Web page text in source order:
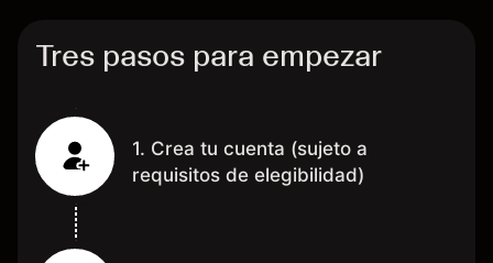
Tres pasos para empezar
1. Crea tu cuenta (sujeto a
requisitos de elegibilidad)